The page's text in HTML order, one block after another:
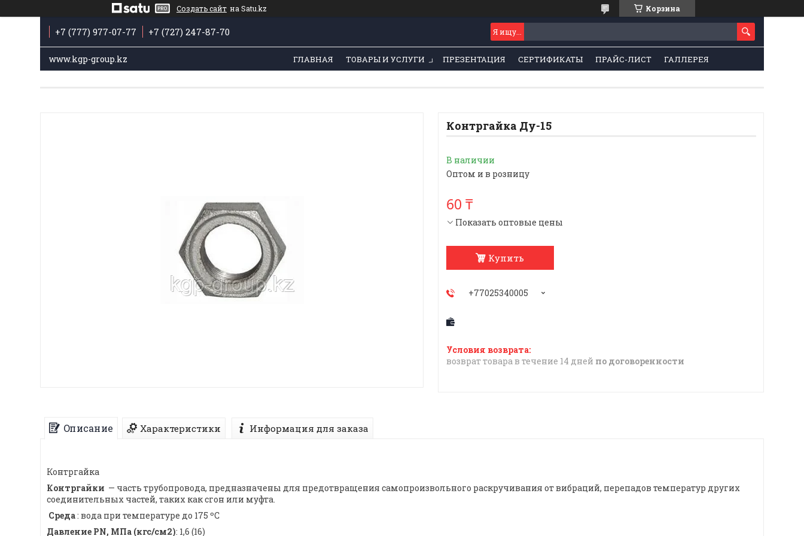
Создать сайт на Satu.kz Корзина
+7 (777) 977-07-77 +7 (727) 247-87-70
www.kgp-group.kz ГЛАВНАЯ ТОВАРЫ И УСЛУГИ ПРЕЗЕНТАЦИЯ СЕРТИФИКАТЫ ПРАЙС-ЛИСТ ГАЛЛЕРЕЯ
Контргайка Ду-15
В наличии
Оптом и в розницу
60 ₸
Показать оптовые цены
Купить
+77025340005
возврат товара в течение 14 дней по договоренности
Описание Характеристики Информация для заказа
Контргайка
Контргайки — часть трубопровода, предназначены для предотвращения самопроизвольного раскручивания от вибраций, перепадов температур других
соединительных частей, таких как сгон или муфта.
Среда: вода при температуре до 175 ºС
Давление PN, МПа (кгс/см2): 1,6 (16)